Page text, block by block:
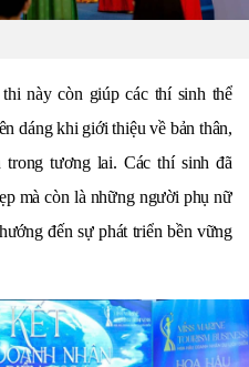
này còn giúp các thí sinh thể
dáng khi giới thiệu về bản thân,
tương lai. Các thí sinh đã
mà còn là những người phụ nữ
đến sự phát triển bền vững